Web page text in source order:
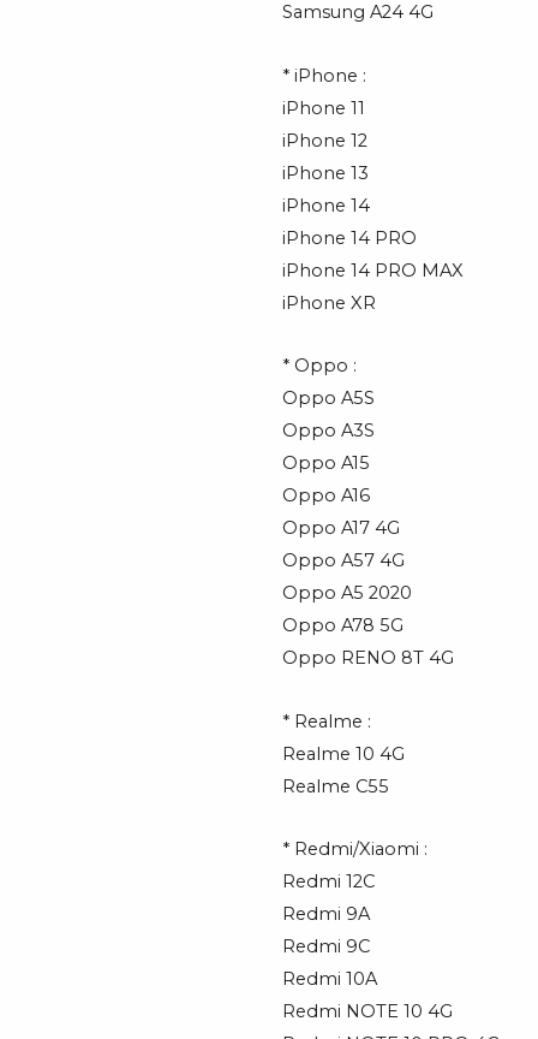
Samsung A24 4G
* iPhone :
iPhone 11
iPhone 12
iPhone 13
iPhone 14
iPhone 14 PRO
iPhone 14 PRO MAX
iPhone XR
* Oppo :
Oppo A5S
Oppo A3S
Oppo A15
Oppo A16
Oppo A17 4G
Oppo A57 4G
Oppo A5 2020
Oppo A78 5G
Oppo RENO 8T 4G
* Realme :
Realme 10 4G
Realme C55
* Redmi/Xiaomi :
Redmi 12C
Redmi 9A
Redmi 9C
Redmi 10A
Redmi NOTE 10 4G